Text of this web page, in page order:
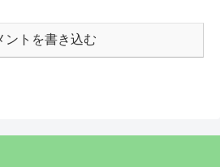
ントを書き込む